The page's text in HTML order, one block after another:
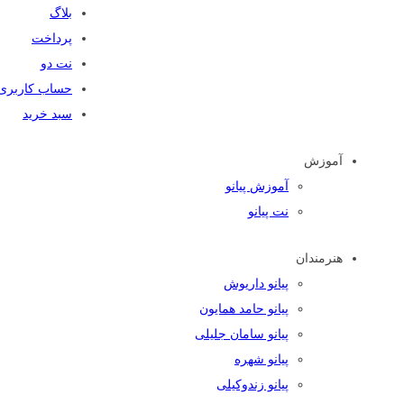
بلاگ
پرداخت
نت دو
حساب
سبد خرید
آموزش
آموزش پیانو
نت پیانو
هنرمندان
پیانو داریوش
پیانو حامد همایون
پیانو سامان جلیلی
پیانو شهره
پیانو زندوکیلی